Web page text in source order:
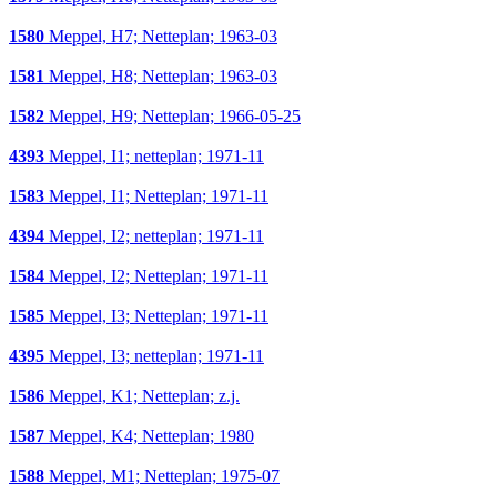
1580 Meppel, H7; Netteplan; 1963-03
1581 Meppel, H8; Netteplan; 1963-03
1582 Meppel, H9; Netteplan; 1966-05-25
4393 Meppel, I1; netteplan; 1971-11
1583 Meppel, I1; Netteplan; 1971-11
4394 Meppel, I2; netteplan; 1971-11
1584 Meppel, I2; Netteplan; 1971-11
1585 Meppel, I3; Netteplan; 1971-11
4395 Meppel, I3; netteplan; 1971-11
1586 Meppel, K1; Netteplan; z.j.
1587 Meppel, K4; Netteplan; 1980
1588 Meppel, M1; Netteplan; 1975-07